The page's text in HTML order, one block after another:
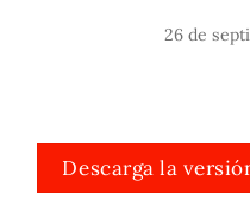
26 de
Descarga la